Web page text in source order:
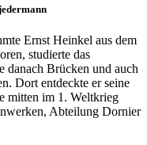
Ernst Heinkel aus dem
studierte das
danach Brücken und auch
Dort entdeckte er seine
mitten im 1. Weltkrieg
Abteilung Dornier